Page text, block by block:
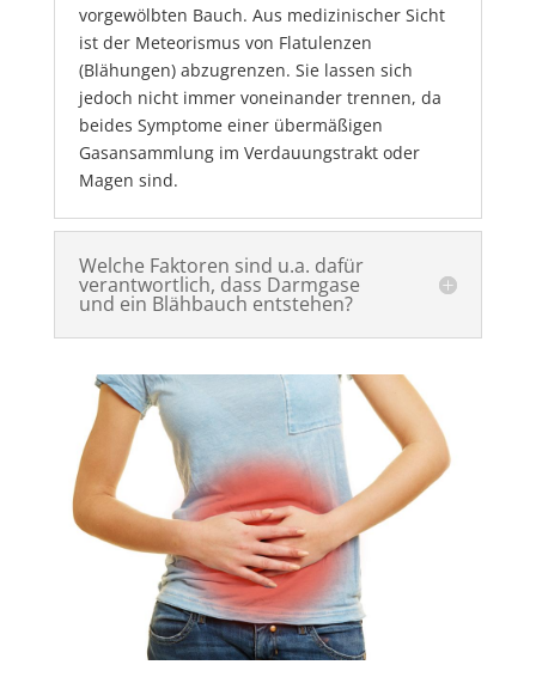
vorgewölbten Bauch. Aus medizinischer Sicht
ist der Meteorismus von Flatulenzen
(Blähungen) abzugrenzen. Sie lassen sich
jedoch nicht immer voneinander trennen, da
beides Symptome einer übermäßigen
Gasansammlung im Verdauungstrakt oder
Magen sind.
Welche Faktoren sind u.a. dafür
verantwortlich, dass Darmgase
und ein Blähbauch entstehen?